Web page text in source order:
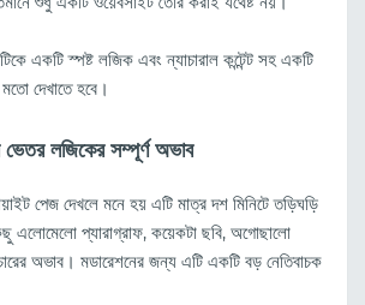
একটি স্পষ্ট লজিক এবং ন্যাচারাল কন্টেন্ট সহ একটি
মতো দেখাতে হবে।
লজিকের সম্পূর্ণ অভাব
পেজ দেখলে মনে হয় এটি মাত্র দশ মিনিটে তড়িঘড়ি
এলোমেলো প্যারাগ্রাফ, কয়েকটা ছবি, অগোছালো
অভাব। মডারেশনের জন্য এটি একটি বড় নেতিবাচক